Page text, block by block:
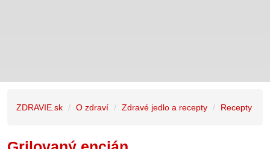
ZDRAVIE.sk O zdraví Zdravé jedlo a recepty Recepty